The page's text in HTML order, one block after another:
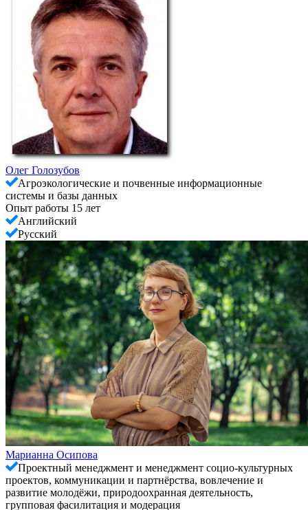
Олег Голозубов
Агроэкологические и почвенные информационные
системы и базы данных
Опыт работы 15 лет
Английский
Русский
Марианна Осипова
Проектный менеджмент и менеджмент социо-культурных
проектов, коммуникации и партнёрства, вовлечение и
развитие молодёжи, природоохранная деятельность,
групповая фасилитация и модерация